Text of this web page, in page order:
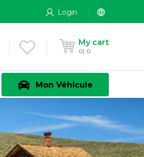
Login
My cart
0 0
Mon Véhicule